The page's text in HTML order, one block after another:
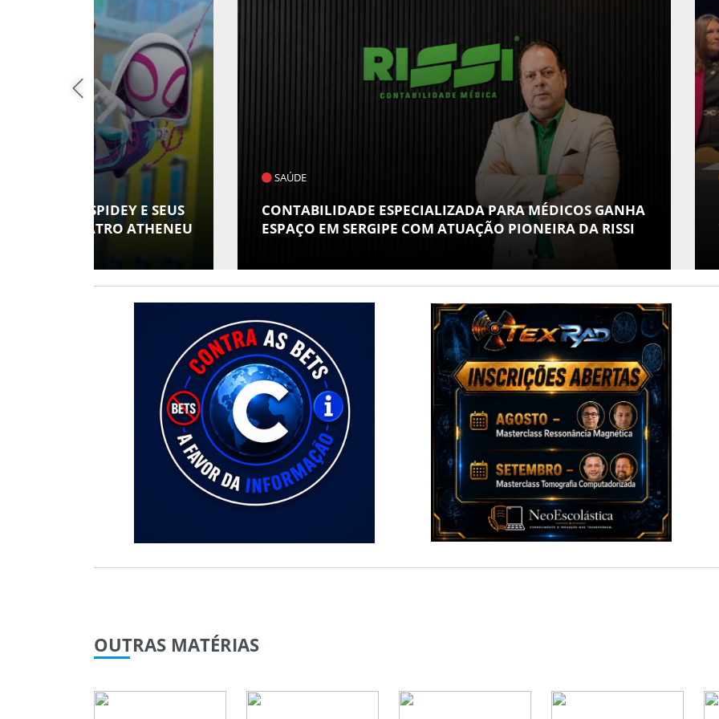
SAÚDE
CONTABILIDADE ESPECIALIZADA PARA MÉDICOS GANHA
ESPAÇO EM SERGIPE COM ATUAÇÃO PIONEIRA DA RISSI
FLÁVIO CONFIRMA
VICE EM SUA
OUTRAS MATÉRIAS